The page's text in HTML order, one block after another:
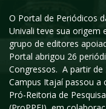
O Portal de Periódicos
Univali teve sua origem
grupo de editores
Portal abrigou 26
Congressos. A partir
Campus Itajaí passou
Pró-Reitoria de